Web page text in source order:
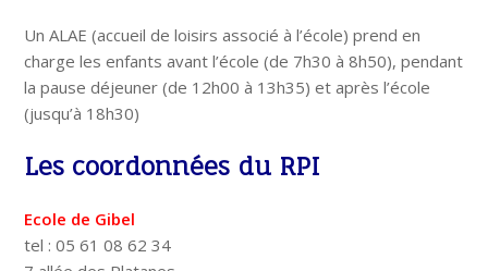
Un ALAE (accueil de loisirs associé à l’école) prend en
charge les enfants avant l’école (de 7h30 à 8h50), pendant
la pause déjeuner (de 12h00 à 13h35) et après l’école
(jusqu’à 18h30)
Les coordonnées du RPI
Ecole de Gibel
tel : 05 61 08 62 34